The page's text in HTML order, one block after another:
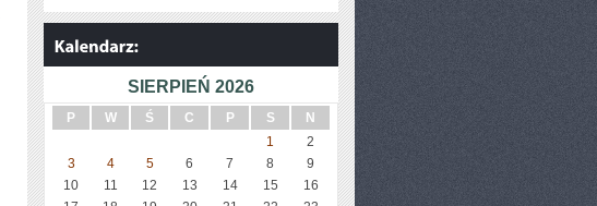
SIERPIEŃ 2026
P W Ś C P S
N
1
2
3
4 5 6 7 8
9
10
11 12 13 14 15
16